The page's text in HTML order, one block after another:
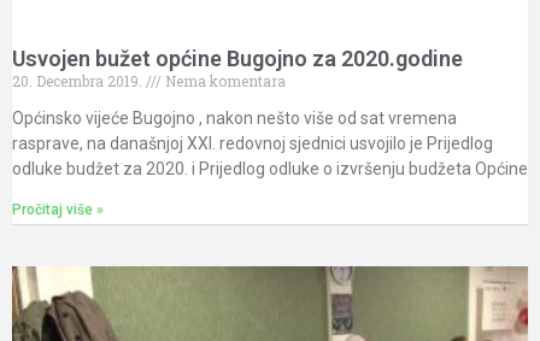
Usvojen bužet općine Bugojno za 2020.godine
20. Decembra 2019.
Nema komentara
Općinsko vijeće Bugojno , nakon nešto više od sat vremena
rasprave, na današnjoj XXI. redovnoj sjednici usvojilo je Prijedlog
odluke budžet za 2020. i Prijedlog odluke o izvršenju budžeta Općine
Pročitaj više »